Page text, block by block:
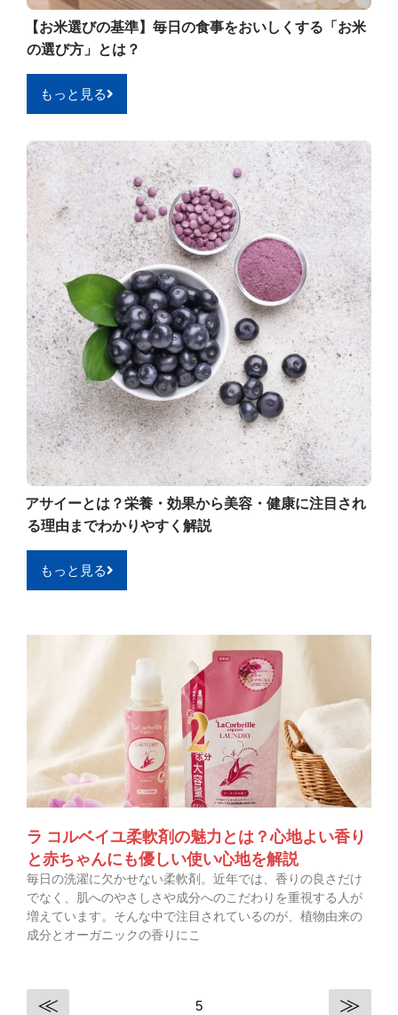
【お米選びの基準】毎日の食事をおいしくする「お米
の選び方」とは？
もっと見る
アサイーとは？栄養・効果から美容・健康に注目され
る理由までわかりやすく解説
もっと見る
ラ コルベイユ柔軟剤の魅力とは？心地よい香り
と赤ちゃんにも優しい使い心地を解説
毎日の洗濯に欠かせない柔軟剤。近年では、香りの良さだけ
でなく、肌へのやさしさや成分へのこだわりを重視する人が
増えています。そんな中で注目されているのが、植物由来の
成分とオーガニックの香りにこ
≪ 5 ≫